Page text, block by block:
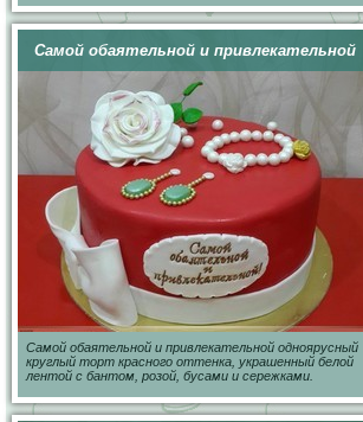
Самой обаятельной и привлекательной
Самой обаятельной и привлекательной одноярусный
круглый торт красного оттенка, украшенный белой
лентой с бантом, розой, бусами и сережками.